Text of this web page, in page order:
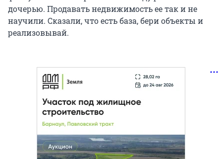
дочерью. Продавать недвижимость ее так и не
научили. Сказали, что есть база, бери объекты и
реализовывай.